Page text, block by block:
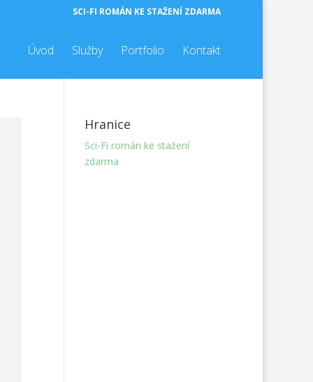
SCI-FI ROMÁN KE STAŽENÍ ZDARMA
Úvod Služby Portfolio Kontakt
Hranice
Sci-Fi román ke stažení
zdarma